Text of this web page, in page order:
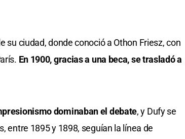
su ciudad, donde conoció a Othon Friesz, con
En 1900, gracias a una beca, se trasladó a
dominaban el debate, y Dufy se
entre 1895 y 1898, seguían la línea de